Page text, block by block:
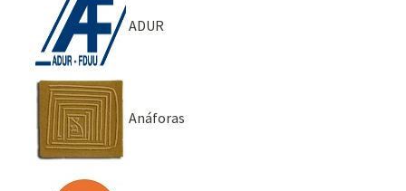
ADUR
Anáforas